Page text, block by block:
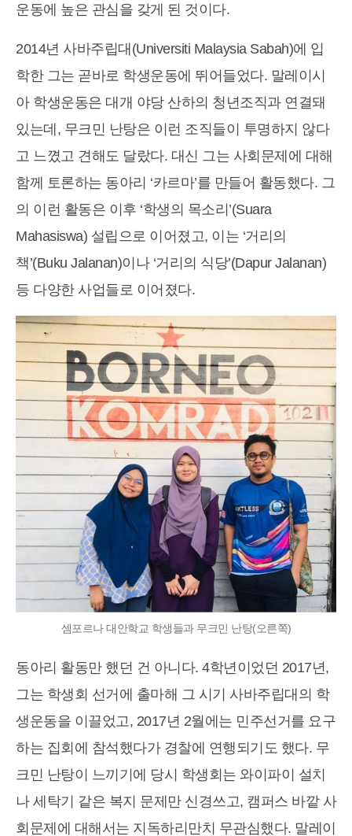
운동에 높은 관심을 갖게 된 것이다.
2014년 사바주립대(Universiti Malaysia Sabah)에 입
학한 그는 곧바로 학생운동에 뛰어들었다. 말레이시
아 학생운동은 대개 야당 산하의 청년조직과 연결돼
있는데, 무크민 난탕은 이런 조직들이 투명하지 않다
고 느꼈고 견해도 달랐다. 대신 그는 사회문제에 대해
함께 토론하는 동아리 ‘카르마’를 만들어 활동했다. 그
의 이런 활동은 이후 ‘학생의 목소리’(Suara
Mahasiswa) 설립으로 이어졌고, 이는 ‘거리의
책’(Buku Jalanan)이나 ‘거리의 식당’(Dapur Jalanan)
등 다양한 사업들로 이어졌다.
셈포르나 대안학교 학생들과 무크민 난탕(오른쪽)
동아리 활동만 했던 건 아니다. 4학년이었던 2017년,
그는 학생회 선거에 출마해 그 시기 사바주립대의 학
생운동을 이끌었고, 2017년 2월에는 민주선거를 요구
하는 집회에 참석했다가 경찰에 연행되기도 했다. 무
크민 난탕이 느끼기에 당시 학생회는 와이파이 설치
나 세탁기 같은 복지 문제만 신경쓰고, 캠퍼스 바깥 사
회문제에 대해서는 지독하리만치 무관심했다. 말레이